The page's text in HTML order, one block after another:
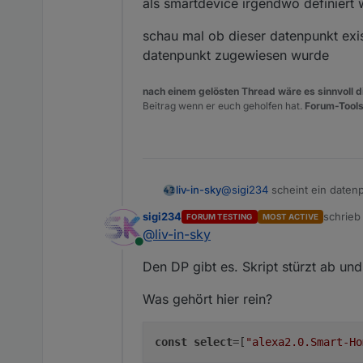
javascript.0	2020-03-
javascript.0	2020-03-
javascript.0	2020-03-
javascript.0	2020-03-
javascript.0	2020-
javascript.0	2020-03-
schau mal ob dieser datenpunkt
datenpunkt zugewiesen wurde
nach einem gelösten Thread wäre es
Beitrag wenn er euch geholfen hat. Forum-
liv-in-sky@sigi234 scheint ein
schau mal ob dieser
Online
sigi234 FORUM TESTING MOST ACTIVE
zuletzt
@liv-in-sky
Den DP gibt es. Skript stürzt ab
Was gehört hier rein?
const select=[ "alexa2.0.Smart-